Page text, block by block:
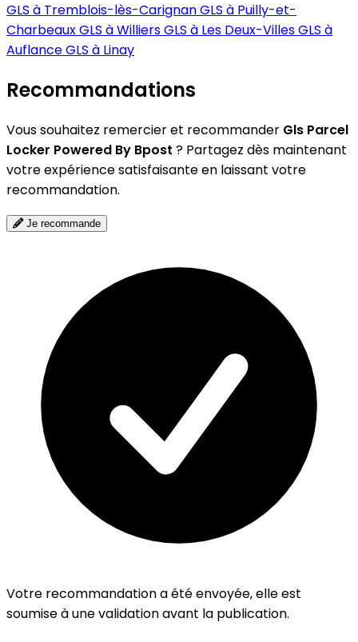
GLS à Tremblois-lès-CarignanGLS à Puilly-et-
CharbeauxGLS à WilliersGLS à Les Deux-VillesGLS à
AuflanceGLS à Linay
Recommandations
Vous souhaitez remercier et recommander Gls Parcel
Locker Powered By Bpost ? Partagez dès maintenant
votre expérience satisfaisante en laissant votre
recommandation.
Je recommande
Votre recommandation a été envoyée, elle est
soumise à une validation avant la publication.